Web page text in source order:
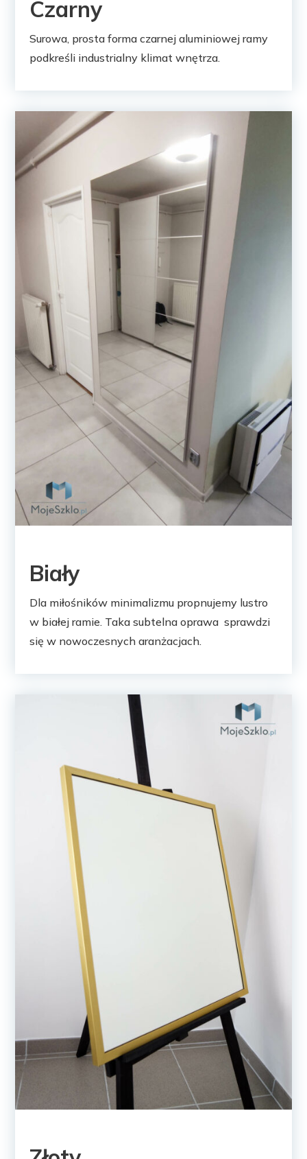
Czarny
Surowa, prosta forma czarnej aluminiowej ramy
podkreśli industrialny klimat wnętrza.
Biały
Dla miłośników minimalizmu propnujemy lustro
w białej ramie. Taka subtelna oprawa sprawdzi
się w nowoczesnych aranżacjach.